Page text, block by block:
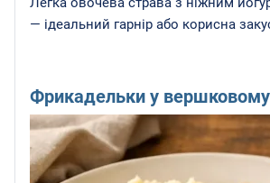
— ідеальний гарнір або корисна
Фрикадельки у вершковому